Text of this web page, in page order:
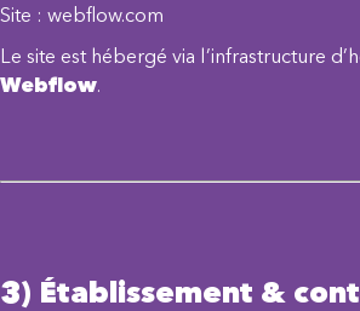
Site : webflow.com
Le site est hébergé via l’infrastructure
Webflow.
3) Établissement &